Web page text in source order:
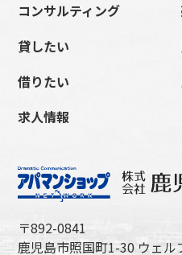
コンサルティング
貸したい
借りたい
求人情報
〒892-0841
鹿児島市照国町1-30 ウェル